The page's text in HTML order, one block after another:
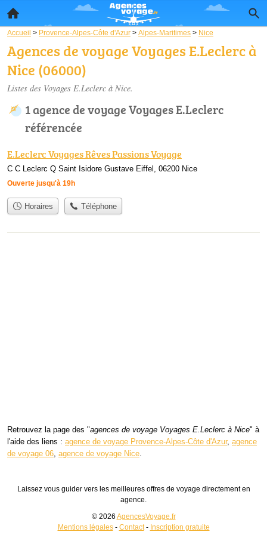
Accueil > Provence-Alpes-Côte d'Azur > Alpes-Maritimes > Nice
Agences de voyage Voyages E.Leclerc à
Nice (06000)
Listes des Voyages E.Leclerc à Nice.
1 agence de voyage Voyages E.Leclerc
référencée
E.Leclerc Voyages Rêves Passions Voyage
C C Leclerc Q Saint Isidore Gustave Eiffel, 06200 Nice
Ouverte jusqu'à 19h
Horaires Téléphone
Retrouvez la page des "agences de voyage Voyages E.Leclerc à Nice" à
l'aide des liens : agence de voyage Provence-Alpes-Côte d'Azur, agence
de voyage 06, agence de voyage Nice.
Laissez vous guider vers les meilleures offres de voyage directement en
agence.
© 2026 AgencesVoyage.fr
Mentions légales- Contact- Inscription gratuite